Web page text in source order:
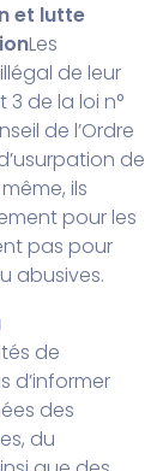
et lutte
Les
de leur
3 de la loi n°
de l’Ordre
de
ils
pour les
pas pour
abusives.
de
d’informer
des
du